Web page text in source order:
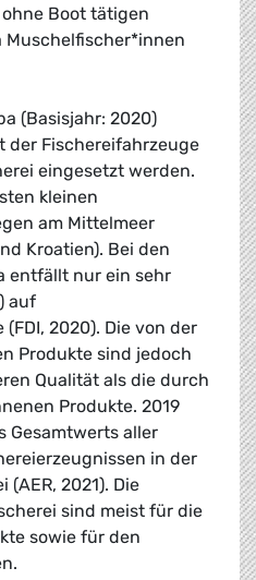
Boot tätigen
Muschelfischer*innen
(Basisjahr: 2020)
der Fischereifahrzeuge
eingesetzt werden.
kleinen
am Mittelmeer
Kroatien). Bei den
entfällt nur ein sehr
auf
2020). Die von der
Produkte sind jedoch
Qualität als die durch
Produkte. 2019
Gesamtwerts aller
in der
(AER, 2021). Die
sind meist für die
sowie für den